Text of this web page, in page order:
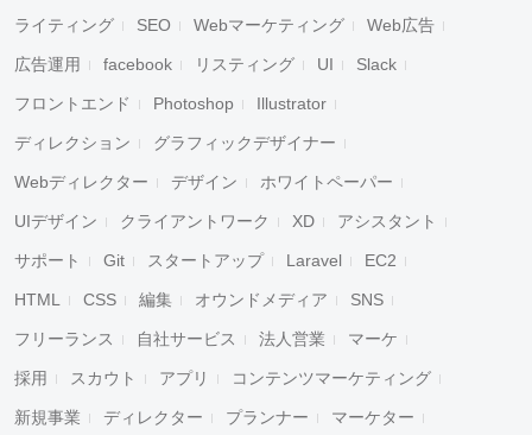
ライティング SEO Webマーケティング Web広告
広告運用 facebook リスティング UI Slack
フロントエンド Photoshop Illustrator
ディレクション グラフィックデザイナー
Webディレクター デザイン ホワイトペーパー
UIデザイン クライアントワーク XD アシスタント
サポート Git スタートアップ Laravel EC2
HTML CSS 編集 オウンドメディア SNS
フリーランス 自社サービス 法人営業 マーケ
採用 スカウト アプリ コンテンツマーケティング
新規事業 ディレクター プランナー マーケター